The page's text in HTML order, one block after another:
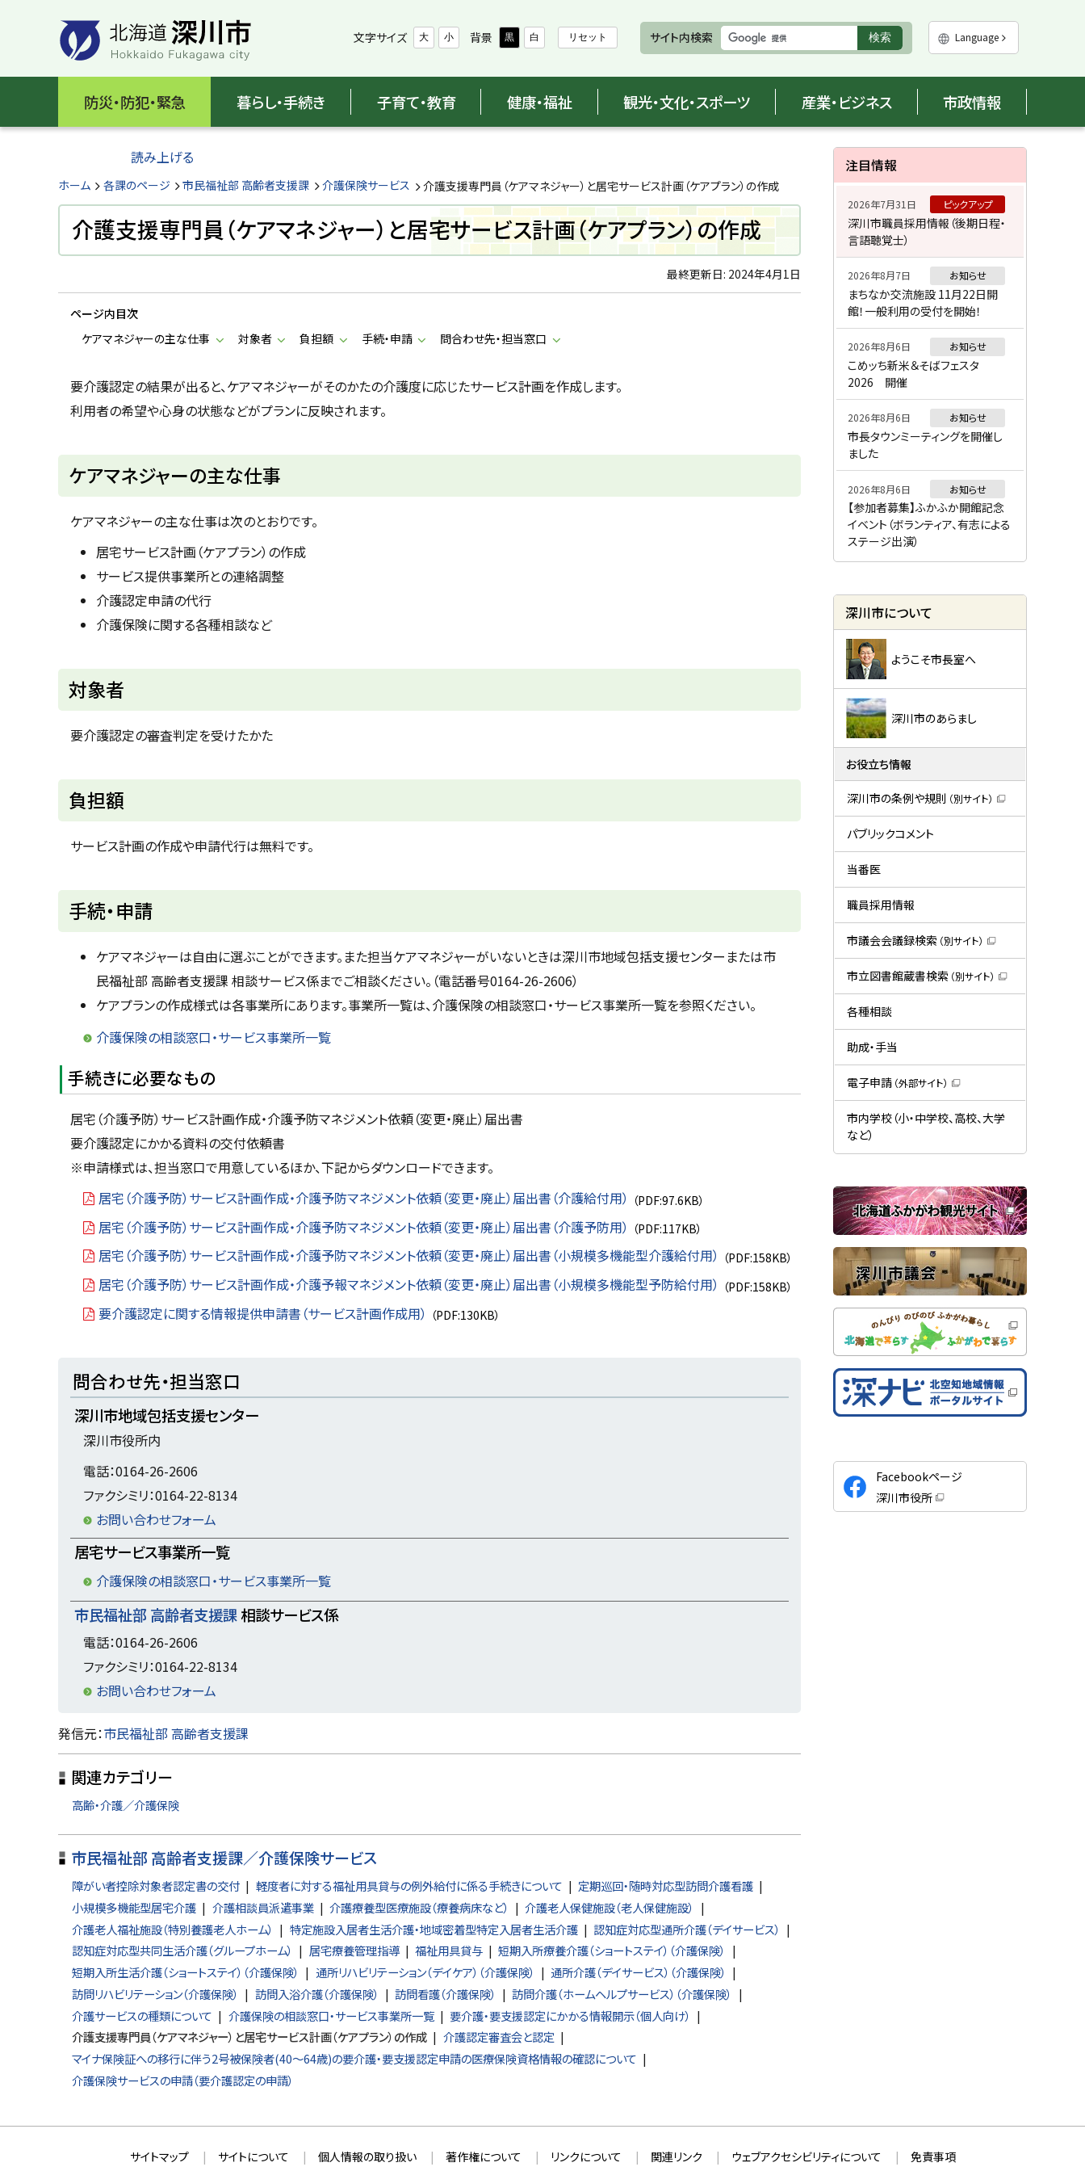
ー
北
道
深
川
市
H
k
c
y
文字サイズ 大 小 背景 黒 白 リセット サイト内検索 検索実
行
Language
防災・防犯・緊急 暮らし・手続き 子育て・教育 健康・福祉 観光・文化・スポーツ 産業・ビジネス 市政情報
読み上げる
ホーム 各課のページ 市民福祉部 高齢者支援課 介護保険サービス 介護支援専門員（ケアマネジャー）と居宅サービス計画（ケアプラン）の作成
介護支援専門員（ケアマネジャー）と居宅サービス計画（ケアプラン）の作成
最終更新日: 2024年4月1日
ページ内目次
ケアマネジャーの主な仕事
対象者 負担額 手続・申請 問合わせ先・担当窓口
要介護認定の結果が出ると、ケアマネジャーがそのかたの介護度に応じたサービス計画を作成します。
利用者の希望や心身の状態などがプランに反映されます。
ケアマネジャーの主な仕事
ケアマネジャーの主な仕事は次のとおりです。
居宅サービス計画（ケアプラン）の作成
サービス提供事業所との連絡調整
介護認定申請の代行
介護保険に関する各種相談など
ト
ッ
プ
戻
る
対象者
要介護認定の審査判定を受けたかた
ト
ッ
プ
戻
る
負担額
サービス計画の作成や申請代行は無料です。
ト
ッ
プ
戻
手続・申請
ケアマネジャーは自由に選ぶことができます。また担当ケアマネジャーがいないときは深川市地域包括支援センターまたは市
民福祉部 高齢者支援課 相談サービス係までご相談ください。（電話番号0164-26-2606）
ケアプランの作成様式は各事業所にあります。事業所一覧は、介護保険の相談窓口・サービス事業所一覧を参照ください。
介護保険の相談窓口・サービス事業所一覧
手続きに必要なもの
居宅（介護予防）サービス計画作成・介護予防マネジメント依頼（変更・廃止）届出書
要介護認定にかかる資料の交付依頼書
※申請様式は、担当窓口で用意しているほか、下記からダウンロードできます。
居宅（介護予防）サービス計画作成・介護予防マネジメント依頼（変更・廃止）届出書（介護給付用） （PDF:97.6KB）
居宅（介護予防）サービス計画作成・介護予防マネジメント依頼（変更・廃止）届出書（介護予防用） （PDF:117KB）
居宅（介護予防）サービス計画作成・介護予防マネジメント依頼（変更・廃止）届出書（小規模多機能型介護給付用） （PDF:158KB）
居宅（介護予防）サービス計画作成・介護予報マネジメント依頼（変更・廃止）届出書（小規模多機能型予防給付用） （PDF:158KB）
要介護認定に関する情報提供申請書（サービス計画作成用） （PDF:130KB）
ト
ッ
プ
問合わせ先・担当窓口
深川市地域包括支援センター
深川市役所内
電話：0164-26-2606
ファクシミリ：0164-22-8134
お問い合わせフォーム
居宅サービス事業所一覧
介護保険の相談窓口・サービス事業所一覧
市民福祉部 高齢者支援課相談サービス係
電話：0164-26-2606
ファクシミリ：0164-22-8134
お問い合わせフォーム
ト
ッ
プ
に
る
発信元：市民福祉部 高齢者支援課
関連カテゴリー
高齢・介護／介護保険
市民福祉部 高齢者支援課／介護保険サービス
障がい者控除対象者認定書の交付 軽度者に対する福祉用具貸与の例外給付に係る手続きについて
定期巡回・随時対応型訪問介護看護
小規模多機能型居宅介護
介護相談員派遣事業 介護療養型医療施設（療養病床など）
介護老人保健施設（老人保健施設）
介護老人福祉施設（特別養護老人ホーム）
特定施設入居者生活介護・地域密着型特定入居者生活介護
認知症対応型通所介護（デイサービス）
認知症対応型共同生活介護（グループホーム）
居宅療養管理指導 福祉用具貸与
短期入所療養介護（ショートステイ）（介護保険）
短期入所生活介護（ショートステイ）（介護保険）
通所リハビリテーション（デイケア）（介護保険）
通所介護（デイサービス）（介護保険）
訪問リハビリテーション（介護保険）
訪問入浴介護（介護保険） 訪問看護（介護保険）
訪問介護（ホームヘルプサービス）（介護保険）
介護サービスの種類について
介護保険の相談窓口・サービス事業所一覧
要介護・要支援認定にかかる情報開示（個人向け）
介護支援専門員（ケアマネジャー）と居宅サービス計画（ケアプラン）の作成
介護認定審査会と認定
マイナ保険証への移行に伴う2号被保険者(40～64歳)の要介護・要支援認定申請の医療保険資格情報の確認について
介護保険サービスの申請（要介護認定の申請）
サ
イ
メ
ニ
ュ
ー
注目情報
2026年7月31日 ピックアップ
深川市職員採用情報（後期日程・
言語聴覚士）
2026年8月7日 お知らせ
まちなか交流施設 11月22日開
館！一般利用の受付を開始！
2026年8月6日 お知らせ
こめッち新米＆そばフェスタ
2026 開催
2026年8月6日 お知らせ
市長タウンミーティングを開催し
ました
2026年8月6日 お知らせ
【参加者募集】ふかふか開館記念
イベント（ボランティア、有志による
ステージ出演）
深川市について
ようこそ市長室へ
深川市のあらまし
お役立ち情報
深川市の条例や規則 （別サイト）
新
ィ
ウ
き
ま
す
）
パブリックコメント
当番医
職員採用情報
市議会会議録検索 （別サイト）
新
規
ウ
ィ
ウ
き
）
市立図書館蔵書検索 （別サイト）
新
ィ
ウ
き
ま
す
各種相談
助成・手当
電子申請 （外部サイト）
新
規
ウ
ン
で
開
き
ま
す
市内学校（小・中学校、高校、大学
など）
関
連
サ
イ
ト
公
式
S
Facebookページ
深川市役所
（
サイトマップ サイトについて 個人情報の取り扱い 著作権について リンクについて 関連リンク ウェブアクセシビリティについて 免責事項
ニ